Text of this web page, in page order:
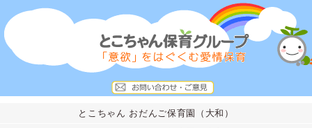
とこちゃん おだんご保育園（大和）